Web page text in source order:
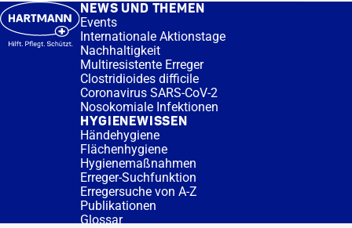
NEWS UND THEMEN
Events
Internationale Aktionstage
Nachhaltigkeit
Multiresistente Erreger
Clostridioides difficile
Coronavirus SARS-CoV-2
Nosokomiale Infektionen
HYGIENEWISSEN
Händehygiene
Flächenhygiene
Hygienemaßnahmen
Erreger-Suchfunktion
Erregersuche von A-Z
Publikationen
Glossar